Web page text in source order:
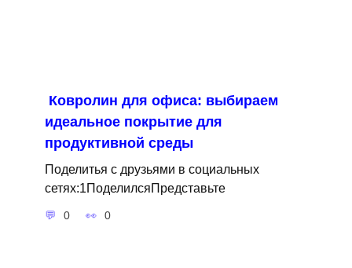
Ковролин для офиса: выбираем
идеальное покрытие для
продуктивной среды
Поделитья с друзьями в социальных
сетях:1ПоделилсяПредставьте
0 0